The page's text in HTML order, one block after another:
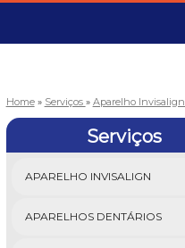
Home » Serviços » Aparelho Invisalign
Serviços
APARELHO INVISALIGN
APARELHOS DENTÁRIOS